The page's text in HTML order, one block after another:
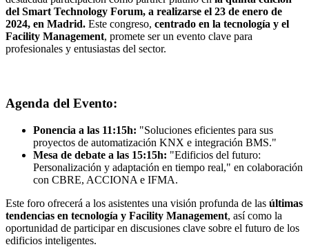
del Smart Technology Forum, a realizarse el 23 de enero de
2024, en Madrid. Este congreso, centrado en la tecnología y el
Facility Management, promete ser un evento clave para
profesionales y entusiastas del sector.
Agenda del Evento:
Ponencia a las 11:15h: "Soluciones eficientes para sus
proyectos de automatización KNX e integración BMS."
Mesa de debate a las 15:15h: "Edificios del futuro:
Personalización y adaptación en tiempo real," en colaboración
con CBRE, ACCIONA e IFMA.
Este foro ofrecerá a los asistentes una visión profunda de las últimas
tendencias en tecnología y Facility Management, así como la
oportunidad de participar en discusiones clave sobre el futuro de los
edificios inteligentes.